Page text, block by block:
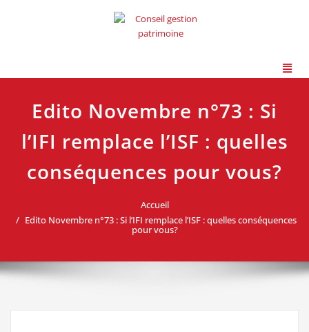
Edito Novembre n°73 : Si
l’IFI remplace l’ISF : quelles
conséquences pour vous?
Accueil
Edito Novembre n°73 : Si l’IFI remplace l’ISF : quelles conséquences
pour vous?